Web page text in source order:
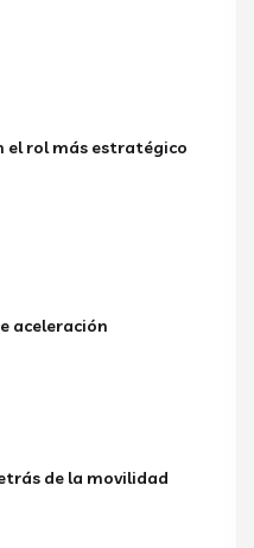
el rol más estratégico
aceleración
de la movilidad